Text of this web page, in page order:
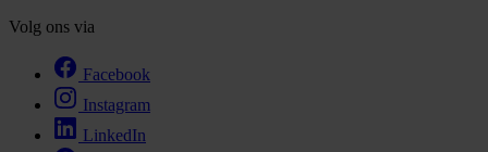
Volg ons via
Facebook
Instagram
LinkedIn